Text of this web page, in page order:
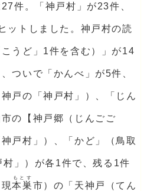
件。「神戸村」が23件、
ットしました。神戸村の読
うど」1件を含む）」が14
ついで「かんべ」が5件、
神戸の「神戸村」）、「じん
の【神戸郷（じんごご
戸村」）、「かど」（鳥取
村」）が各1件で、残る1件
現本巣
もとす
市）の「天神戸（てん